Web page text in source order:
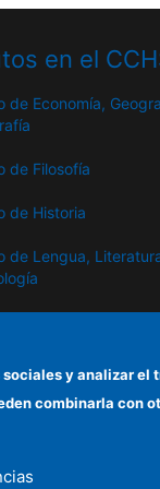
en el
de Economía,
de Filosofía
de Historia
de Lengua,
de Políticas y Bienes
y analizar
combinarla con